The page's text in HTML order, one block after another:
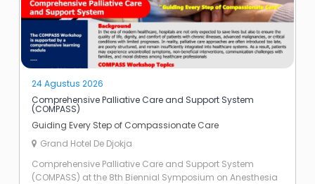
24 Agustus 2026
Comprehensive Palliative Care and Support System
(COMPASS)
Guiding Every Step of Compassionate Care
Grand Hotel De Djokja
Comprehensive Palliative Care and Support System
(COMPASS) at the 8th Biennial Symposium on Anesthesia